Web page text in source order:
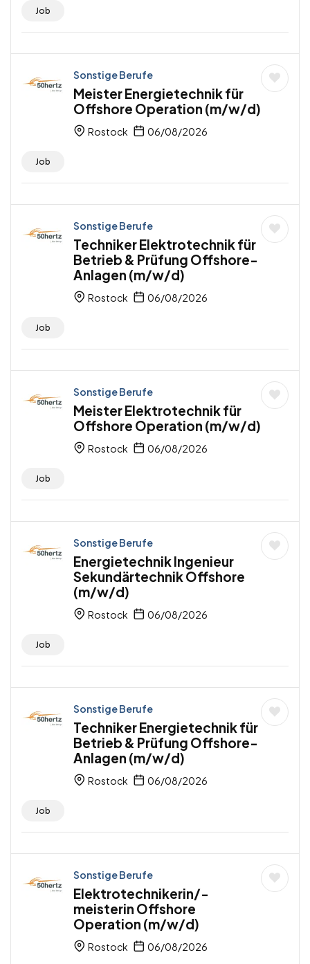
Job
Sonstige Berufe
Meister Energietechnik für
Offshore Operation (m/w/d)
Rostock 06/08/2026
Job
Sonstige Berufe
Techniker Elektrotechnik für
Betrieb & Prüfung Offshore-
Anlagen (m/w/d)
Rostock 06/08/2026
Job
Sonstige Berufe
Meister Elektrotechnik für
Offshore Operation (m/w/d)
Rostock 06/08/2026
Job
Sonstige Berufe
Energietechnik Ingenieur
Sekundärtechnik Offshore
(m/w/d)
Rostock 06/08/2026
Job
Sonstige Berufe
Techniker Energietechnik für
Betrieb & Prüfung Offshore-
Anlagen (m/w/d)
Rostock 06/08/2026
Job
Sonstige Berufe
Elektrotechnikerin/-
meisterin Offshore
Operation (m/w/d)
Rostock 06/08/2026